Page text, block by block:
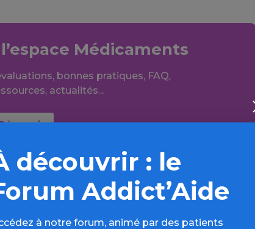
Médicaments
bonnes pratiques, FAQ,
actualités...
découvrir : le
Addict’Aide
à notre forum, animé par des patients